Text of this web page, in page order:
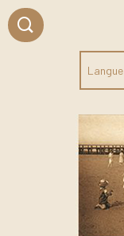
Langue